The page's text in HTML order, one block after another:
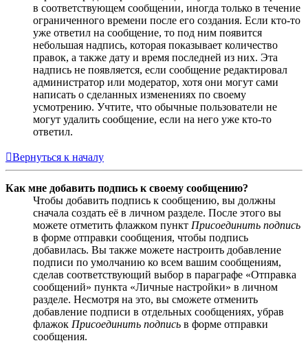
в соответствующем сообщении, иногда только в течение
ограниченного времени после его создания. Если кто-то
уже ответил на сообщение, то под ним появится
небольшая надпись, которая показывает количество
правок, а также дату и время последней из них. Эта
надпись не появляется, если сообщение редактировал
администратор или модератор, хотя они могут сами
написать о сделанных изменениях по своему
усмотрению. Учтите, что обычные пользователи не
могут удалить сообщение, если на него уже кто-то
ответил.
Вернуться к началу
Как мне добавить подпись к своему сообщению?
Чтобы добавить подпись к сообщению, вы должны
сначала создать её в личном разделе. После этого вы
можете отметить флажком пункт Присоединить подпись
в форме отправки сообщения, чтобы подпись
добавилась. Вы также можете настроить добавление
подписи по умолчанию ко всем вашим сообщениям,
сделав соответствующий выбор в параграфе «Отправка
сообщений» пункта «Личные настройки» в личном
разделе. Несмотря на это, вы сможете отменить
добавление подписи в отдельных сообщениях, убрав
флажок Присоединить подпись в форме отправки
сообщения.